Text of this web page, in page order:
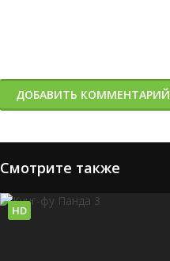
ДОБАВИТЬ КОММЕНТАРИЙ
Смотрите также
HD